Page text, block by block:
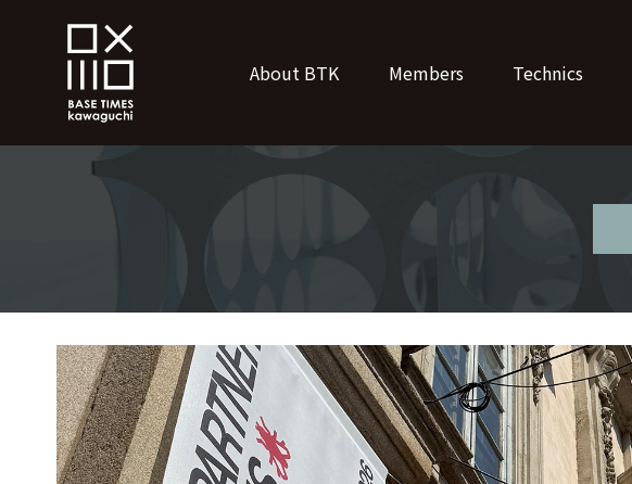
About BTK Members Technics